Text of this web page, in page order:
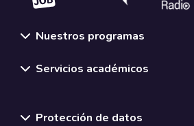
Nuestros programas
Servicios académicos
Protección de datos